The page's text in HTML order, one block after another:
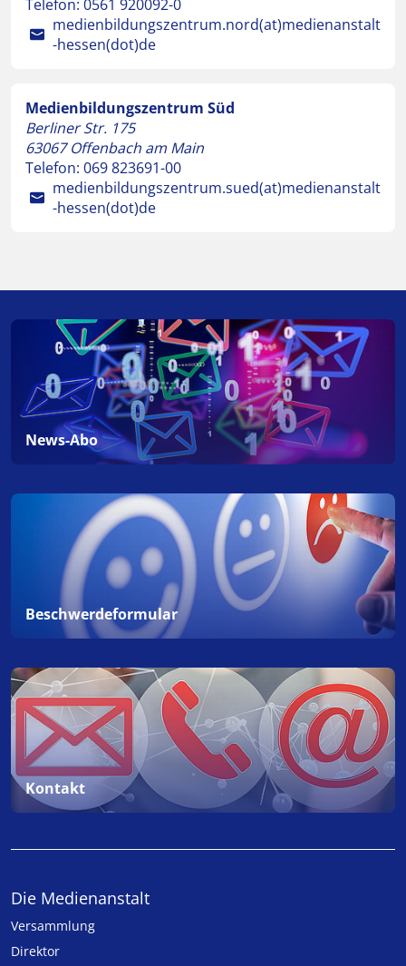
Telefon: 0561 920092-0
medienbildungszentrum.nord(at)medienanstalt
-hessen(dot)de
Medienbildungszentrum Süd
Berliner Str. 175
63067 Offenbach am Main
Telefon: 069 823691-00
medienbildungszentrum.sued(at)medienanstalt
-hessen(dot)de
News-Abo
Beschwerdeformular
Kontakt
Die Medienanstalt
Versammlung
Direktor